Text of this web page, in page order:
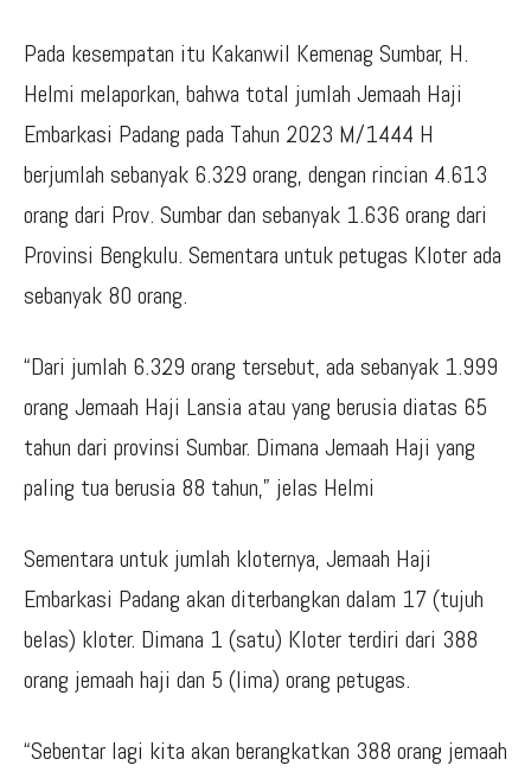
Pada kesempatan itu Kakanwil Kemenag Sumbar, H.
Helmi melaporkan, bahwa total jumlah Jemaah Haji
Embarkasi Padang pada Tahun 2023 M/1444 H
berjumlah sebanyak 6.329 orang, dengan rincian 4.613
orang dari Prov. Sumbar dan sebanyak 1.636 orang dari
Provinsi Bengkulu. Sementara untuk petugas Kloter ada
sebanyak 80 orang.
“Dari jumlah 6.329 orang tersebut, ada sebanyak 1.999
orang Jemaah Haji Lansia atau yang berusia diatas 65
tahun dari provinsi Sumbar. Dimana Jemaah Haji yang
paling tua berusia 88 tahun,” jelas Helmi
Sementara untuk jumlah kloternya, Jemaah Haji
Embarkasi Padang akan diterbangkan dalam 17 (tujuh
belas) kloter. Dimana 1 (satu) Kloter terdiri dari 388
orang jemaah haji dan 5 (lima) orang petugas.
“Sebentar lagi kita akan berangkatkan 388 orang jemaah